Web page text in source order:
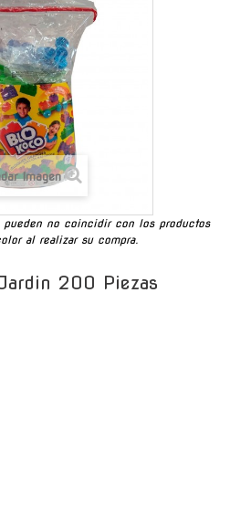
Imagen
pueden no coincidir con los productos
al realizar su compra.
200 Piezas